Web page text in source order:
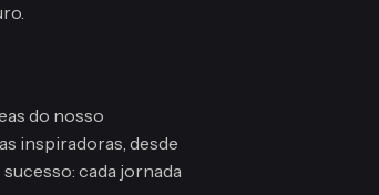
do nosso
inspiradoras, desde
cada jornada